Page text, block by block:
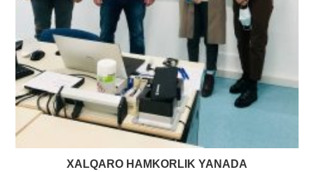
XALQARO HAMKORLIK YANADA